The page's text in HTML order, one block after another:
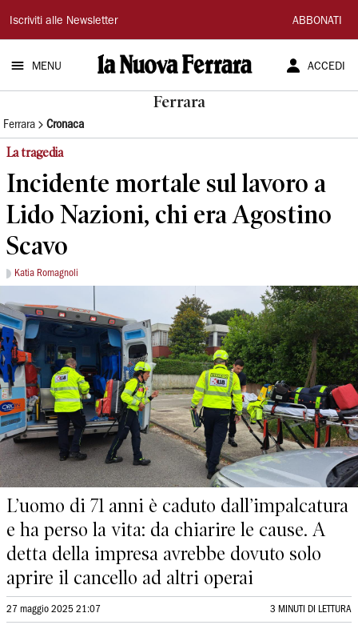
La
Nuova
Ferrara
Iscriviti alle Newsletter ABBONATI
MENU ACCEDI
Ferrara
Ferrara Cronaca
La tragedia
Incidente mortale sul lavoro a
Lido Nazioni, chi era Agostino
Scavo
Katia Romagnoli
L’uomo di 71 anni è caduto dall’impalcatura
e ha perso la vita: da chiarire le cause. A
detta della impresa avrebbe dovuto solo
aprire il cancello ad altri operai
27 maggio 2025 21:07 3 MINUTI DI LETTURA